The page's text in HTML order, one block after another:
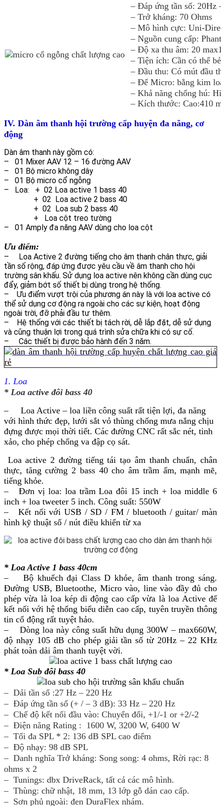
– Đáp ứng tần số: 20Hz
– Trở kháng: 70 Ohms
– Mô hình cực: Uni-
– Nguồn cung cấp:
– Độ xa thu âm: 20
– Tiện ích: Cần có thể bẻ
– Đầu thu: Có mút đầu
– Đế Micro: bằng kim
– Khả năng chống hú:
– Kích thước: Cao:410
IV. Dàn âm thanh hội trường cấp huyện đa năng, cơ
động
Dàn âm thanh này gồm có:
– 01 Mixer AAV 12 – 16 đường AAV
– 01 Bộ micro không dây
– 01 Bộ micro cổ ngỗng
– Loa: + 02 Loa active 1 bass 40
+ 02 Loa active 2 bass 40
+ 02 Loa sub 2 bass 40
+ Loa cột treo tường
– 01 Amply đa năng AAV dùng cho loa cột
Ưu điểm:
– Loa Active 2 đường tiếng cho âm thanh chân thực, giải
tần số rộng, đáp ứng được yêu cầu về âm thanh cho hội
trường sân khấu. Sử dụng loa active nên không cần dùng cục
đẩy, giảm bớt số thiết bị dùng trong hệ thống.
– Ưu điểm vượt trội của phương án này là với loa active có
thể sử dụng cơ động ra ngoài cho các sự kiện, hoạt động
ngoài trời, đỡ phải đầu tư thêm.
– Hệ thống với các thiết bị tách rời, dễ lắp đặt, dễ sử dụng
và cũng thuận lợi trong quá trình sửa chữa khi có sự cố.
– Các thiết bị được bảo hành đến 3 năm.
1. Loa
* Loa active đôi bass 40
– Loa Active – loa liền công suất rất tiện lợi, đa năng
với hình thức đẹp, lưới sắt vỏ thùng chống mưa nắng chịu
đựng được mọi thời tiết. Các đường CNC rất sắc nét, tinh
xảo, cho phép chống va đập cọ sát.
Loa active 2 đường tiếng tái tạo âm thanh chuẩn, chân
thực, tăng cường 2 bass 40 cho âm trầm ấm, mạnh mẽ,
tiếng khỏe.
– Đơn vị loa: loa trầm Loa đôi 15 inch + loa middle 6
inch + loa tweeter 5 inch. Công suất: 550W
– Kết nối với USB / SD / FM / bluetooth / guitar/ màn
hình kỹ thuật số / nút điều khiển từ xa
* Loa Active 1 bass 40cm
– Bộ khuếch đại Class D khỏe, âm thanh trong sáng.
Đường USB, Bluetoothe, Micro vào, line vào đầy đủ cho
phép vừa là loa kép di động cao cấp vừa là loa Active để
kết nối với hệ thống biểu diễn cao cấp, tuyên truyền thông
tin cổ động rất tuyệt hảo.
– Dòng loa này công suất hữu dụng 300W – max660W,
độ nhạy 105 dB cho phép giải tần số từ 20Hz – 22 KHz
phát toàn dải âm thanh tuyệt vời.
* Loa Sub đôi bass 40
– Dải tần số :27 Hz – 220 Hz
– Đáp ứng tần số (+ / – 3 dB): 33 Hz – 220 Hz
– Chế độ kết nối đầu vào: Chuyển đổi, +1/-1 or +2/-2
– Điện năng Rating : 1600 W, 3200 W, 6400 W
– Tối đa SPL * 2: 136 dB SPL cao điểm
– Độ nhạy: 98 dB SPL
– Danh nghĩa Trở kháng: Song song: 4 ohms, Rời rạc: 8
ohms x 2
– Tunings: dbx DriveRack, tất cả các mô hình.
– Thùng: chữ nhật, 18 mm, 13 lớp gỗ dán cao cấp.
– Sơn phủ ngoài: đen DuraFlex nhám.